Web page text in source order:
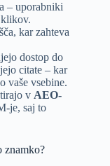
– uporabniki
kar zahteva
dostop do
citate – kar
vaše vsebine.
v AEO-
je, saj to
znamko?